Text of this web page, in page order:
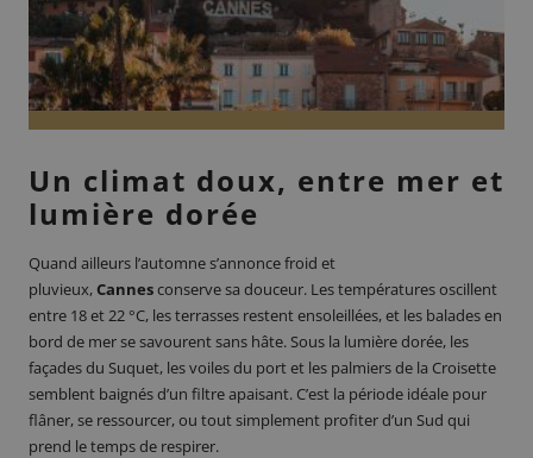
Un climat doux, entre mer et
lumière dorée
Quand ailleurs l’automne s’annonce froid et
pluvieux,Cannesconserve sa douceur. Les températures oscillent
entre 18 et 22 °C, les terrasses restent ensoleillées, et les balades en
bord de mer se savourent sans hâte. Sous la lumière dorée, les
façades du Suquet, les voiles du port et les palmiers de la Croisette
semblent baignés d’un filtre apaisant. C’est la période idéale pour
flâner, se ressourcer, ou tout simplement profiter d’un Sud qui
prend le temps de respirer.